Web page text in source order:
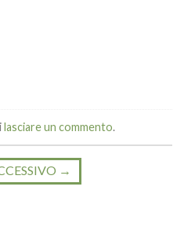
lasciare un commento.
→